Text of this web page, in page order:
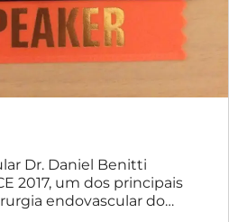
Dr. Daniel Benitti
2017, um dos principais
endovascular do